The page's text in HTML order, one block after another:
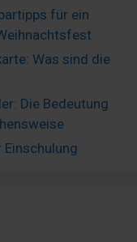
für ein
Was sind die
Die Bedeutung
Einschulung